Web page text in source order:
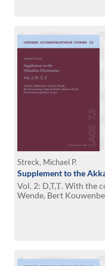
Streck, Michael P.
Supplement to the
Vol. 2: D,T,Ṭ. With the
Wende, Bert